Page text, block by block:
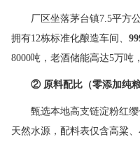
厂区坐落茅台镇7.5平方
拥有12栋标准化酿造车间、
8000吨，老酒储能高达5万吨
② 原料配比（零添加纯粮
甄选本地高支链淀粉红
天然水源，配料表仅含高粱